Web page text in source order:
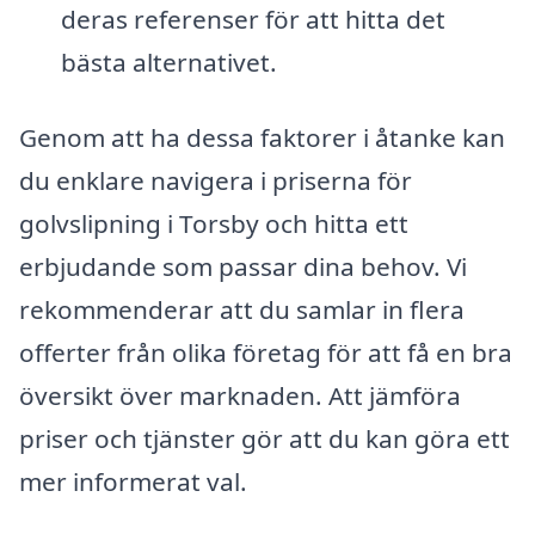
deras referenser för att hitta det
bästa alternativet.
Genom att ha dessa faktorer i åtanke kan
du enklare navigera i priserna för
golvslipning i Torsby och hitta ett
erbjudande som passar dina behov. Vi
rekommenderar att du samlar in flera
offerter från olika företag för att få en bra
översikt över marknaden. Att jämföra
priser och tjänster gör att du kan göra ett
mer informerat val.